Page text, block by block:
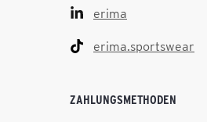
erima
erima.sportswear
ZAHLUNGSMETHODEN